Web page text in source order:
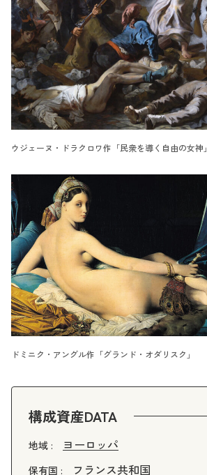
ウジェーヌ・ドラクロワ作「民衆を導く自由の女神」
ドミニク・アングル作「グランド・オダリスク」
構成資産DATA
地域 : ヨーロッパ
保有国 : フランス共和国